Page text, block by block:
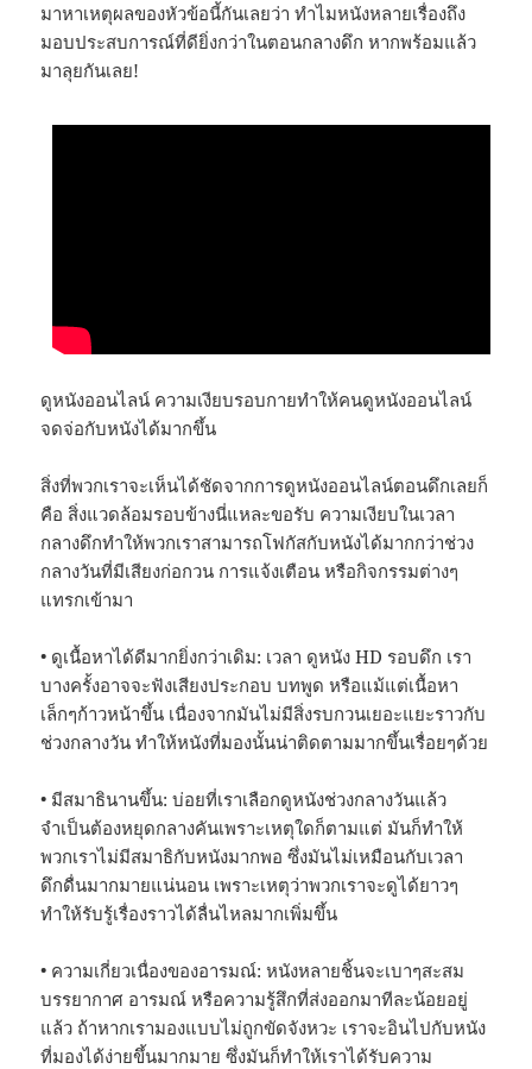
มาหาเหตุผลของหัวข้อนี้กันเลยว่า ทำไมหนังหลายเรื่องถึง
มอบประสบการณ์ที่ดียิ่งกว่าในตอนกลางดึก หากพร้อมแล้ว
มาลุยกันเลย!
ดูหนังออนไลน์ ความเงียบรอบกายทำให้คนดูหนังออนไลน์
จดจ่อกับหนังได้มากขึ้น
สิ่งที่พวกเราจะเห็นได้ชัดจากการดูหนังออนไลน์ตอนดึกเลยก็
คือ สิ่งแวดล้อมรอบข้างนี่แหละขอรับ ความเงียบในเวลา
กลางดึกทำให้พวกเราสามารถโฟกัสกับหนังได้มากกว่าช่วง
กลางวันที่มีเสียงก่อกวน การแจ้งเตือน หรือกิจกรรมต่างๆ
แทรกเข้ามา
• ดูเนื้อหาได้ดีมากยิ่งกว่าเดิม: เวลา ดูหนัง HD รอบดึก เรา
บางครั้งอาจจะฟังเสียงประกอบ บทพูด หรือแม้แต่เนื้อหา
เล็กๆก้าวหน้าขึ้น เนื่องจากมันไม่มีสิ่งรบกวนเยอะแยะราวกับ
ช่วงกลางวัน ทำให้หนังที่มองนั้นน่าติดตามมากขึ้นเรื่อยๆด้วย
• มีสมาธินานขึ้น: บ่อยที่เราเลือกดูหนังช่วงกลางวันแล้ว
จำเป็นต้องหยุดกลางคันเพราะเหตุใดก็ตามแต่ มันก็ทำให้
พวกเราไม่มีสมาธิกับหนังมากพอ ซึ่งมันไม่เหมือนกับเวลา
ดึกดื่นมากมายแน่นอน เพราะเหตุว่าพวกเราจะดูได้ยาวๆ
ทำให้รับรู้เรื่องราวได้ลื่นไหลมากเพิ่มขึ้น
• ความเกี่ยวเนื่องของอารมณ์: หนังหลายชิ้นจะเบาๆสะสม
บรรยากาศ อารมณ์ หรือความรู้สึกที่ส่งออกมาทีละน้อยอยู่
แล้ว ถ้าหากเรามองแบบไม่ถูกขัดจังหวะ เราจะอินไปกับหนัง
ที่มองได้ง่ายขึ้นมากมาย ซึ่งมันก็ทำให้เราได้รับความ